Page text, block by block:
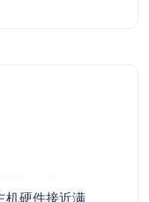
机硬件接近满